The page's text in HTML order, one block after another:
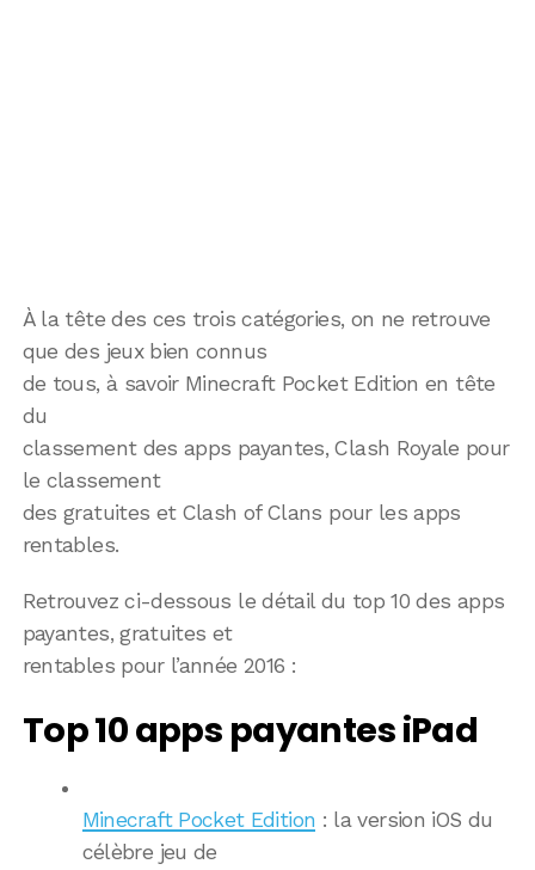
À la tête des ces trois catégories, on ne retrouve
que des jeux bien connus
de tous, à savoir Minecraft Pocket Edition en tête
du
classement des apps payantes, Clash Royale pour
le classement
des gratuites et Clash of Clans pour les apps
rentables.
Retrouvez ci-dessous le détail du top 10 des apps
payantes, gratuites et
rentables pour l’année 2016 :
Top 10 apps payantes iPad
Minecraft Pocket Edition : la version iOS du
célèbre jeu de